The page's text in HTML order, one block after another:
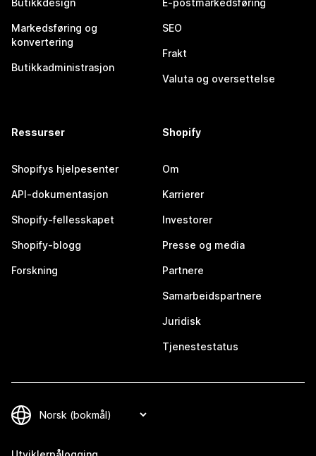
Butikkdesign
Markedsføring og
konvertering
Butikkadministrasjon
E-postmarkedsføring
SEO
Frakt
Valuta og oversettelse
Ressurser
Shopifys hjelpesenter
API-dokumentasjon
Shopify-fellesskapet
Shopify-blogg
Forskning
Shopify
Om
Karrierer
Investorer
Presse og media
Partnere
Samarbeidspartnere
Juridisk
Tjenestestatus